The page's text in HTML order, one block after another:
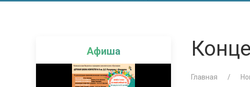
Афиша
Главная